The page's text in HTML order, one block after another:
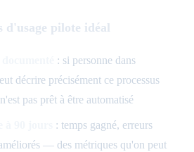
d'usage pilote idéal
: si personne dans
décrire précisément ce processus
pas prêt à être automatisé
: temps gagné, erreurs
— des métriques qu'on peut